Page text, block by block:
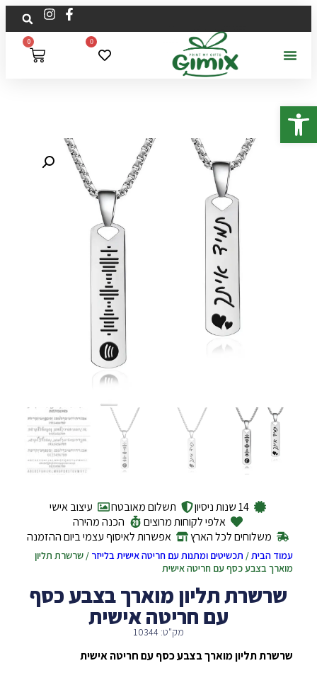
פתח סרגל נגישות
0
0
14 שנות ניסיון תשלום מאובטח
עיצוב אישי
אלפי לקוחות מרוצים
הכנה מהירה
משלוחים לכל הארץ
אפשרות לאיסוף עצמי ביום ההזמנה
עמוד הבית/ תכשיטים ומתנות עם חריטה אישית בלייזר / שרשרת תליון
מוארך בצבע כסף עם חריטה אישית
שרשרת תליון מוארך בצבע כסף
עם חריטה אישית
מק"ט: 10344
שרשרת תליון מוארך בצבע כסף עם חריטה אישית